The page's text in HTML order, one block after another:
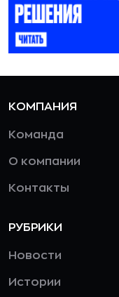
КОМПАНИЯ
Команда
О компании
Контакты
РУБРИКИ
Новости
Истории